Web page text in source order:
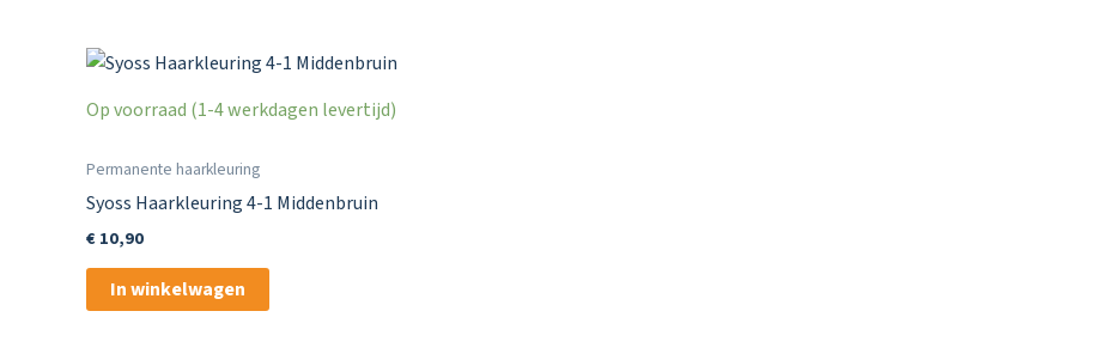
Op voorraad (1-4 werkdagen levertijd)
Permanente haarkleuring
Syoss Haarkleuring 4-1 Middenbruin
€10,90
In winkelwagen